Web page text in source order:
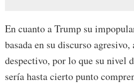
En cuanto a Trump su
basada en su discurso
despectivo, por lo que su nivel
sería hasta cierto punto